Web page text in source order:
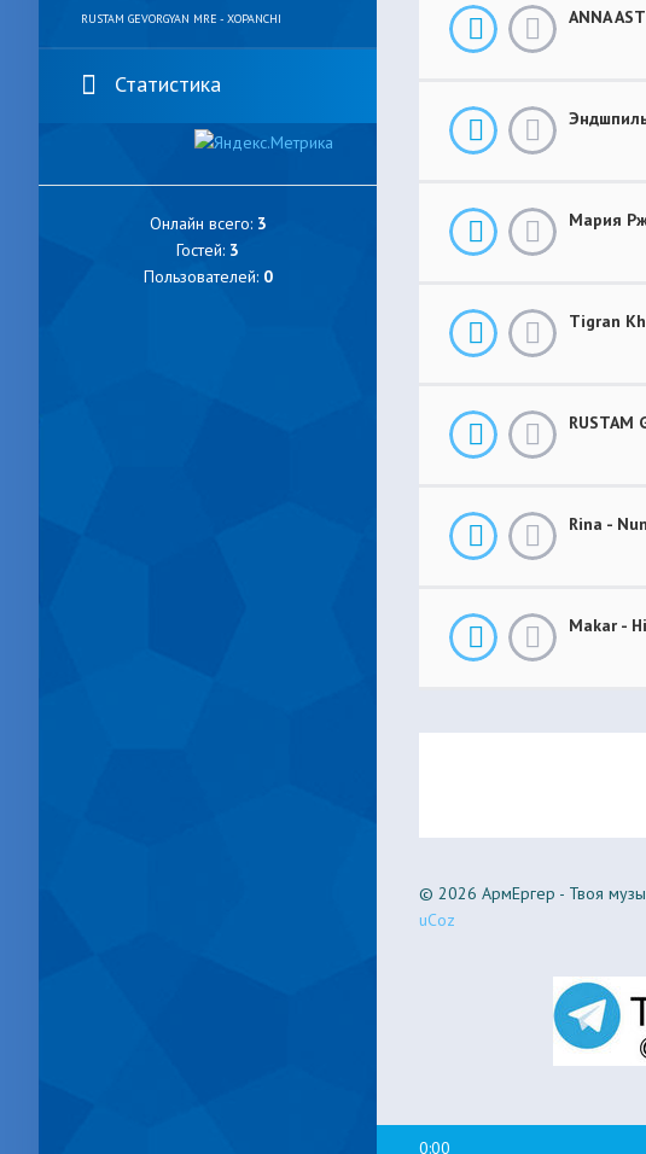
RUSTAM GEVORGYAN MRE - XOPANCHI
Статистика
Онлайн всего: 3
Гостей: 3
Пользователей: 0
ANNA
Мария
Tigran
RUSTAM
Rina -
Makar -
© 2026 АрмЕргер - Твоя
uCoz
0:00